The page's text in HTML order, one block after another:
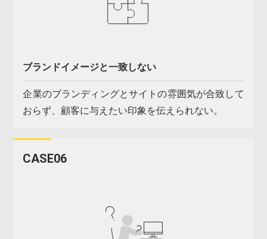
ブランドイメージと一致しない
企業のブランディングとサイトの雰囲気が合致して
おらず、顧客に与えたい印象を伝えられない。
CASE06